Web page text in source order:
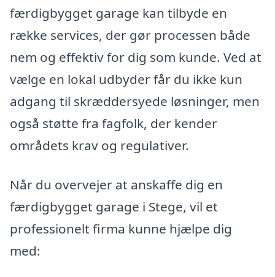
færdigbygget garage kan tilbyde en
række services, der gør processen både
nem og effektiv for dig som kunde. Ved at
vælge en lokal udbyder får du ikke kun
adgang til skræddersyede løsninger, men
også støtte fra fagfolk, der kender
områdets krav og regulativer.
Når du overvejer at anskaffe dig en
færdigbygget garage i Stege, vil et
professionelt firma kunne hjælpe dig
med: